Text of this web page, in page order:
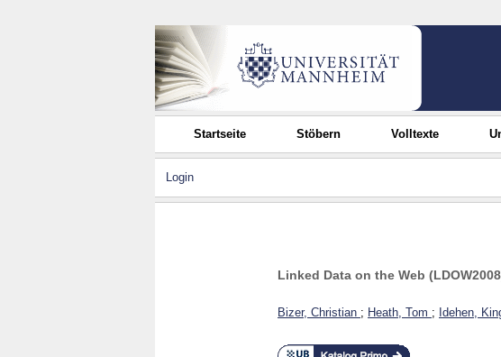
Startseite Stöbern Volltexte
Login
Linked Data on the Web
Bizer, Christian ; Heath, Tom ; Idehen,